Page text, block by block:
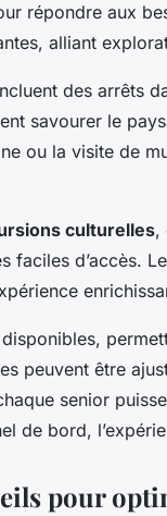
répondre aux
alliant
des arrêts
savourer le
ou la visite de
culturelles,
faciles d’accès.
peuvent être
senior
de bord,
pour